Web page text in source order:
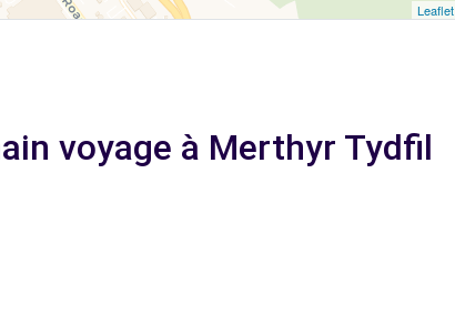
Leaflet
voyage à Merthyr Tydfil